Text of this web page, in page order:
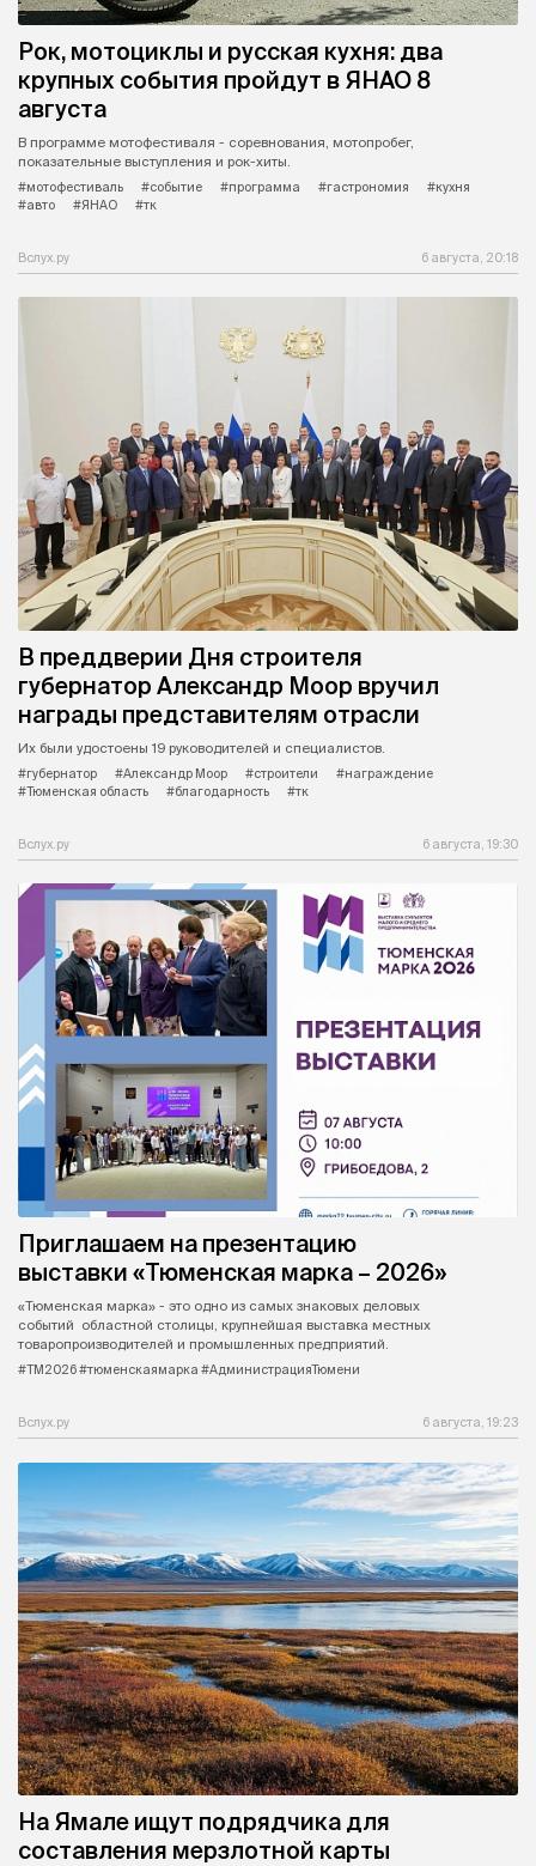
Рок, мотоциклы и русская кухня: два
крупных события пройдут в ЯНАО 8
августа
В программе мотофестиваля - соревнования, мотопробег,
показательные выступления и рок-хиты.
#мотофестиваль
#событие #программа #гастрономия
#кухня
#авто
#ЯНАО #тк
Вслух.ру 6 августа, 20:18
В преддверии Дня строителя
губернатор Александр Моор вручил
награды представителям отрасли
Их были удостоены 19 руководителей и специалистов.
#губернатор
#Александр Моор #строители
#награждение
#Тюменская область
#благодарность #тк
Вслух.ру 6 августа, 19:30
Приглашаем на презентацию
выставки «Тюменская марка – 2026»
«Тюменская марка» - это одно из самых знаковых деловых
событий областной столицы, крупнейшая выставка местных
товаропроизводителей и промышленных предприятий.
#ТМ2026 #тюменскаямарка #АдминистрацияТюмени
Вслух.ру 6 августа, 19:23
На Ямале ищут подрядчика для
составления мерзлотной карты